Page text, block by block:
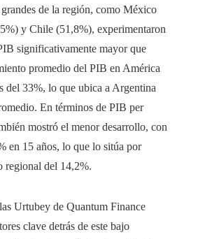
de la región, como México
y Chile (51,8%), experimentaron
significativamente mayor que
promedio del PIB en América
del 33%, lo que ubica a Argentina
En términos de PIB per
mostró el menor desarrollo, con
en 15 años, lo que lo sitúa por
regional del 14,2%.
Urtubey de Quantum Finance
clave detrás de este bajo